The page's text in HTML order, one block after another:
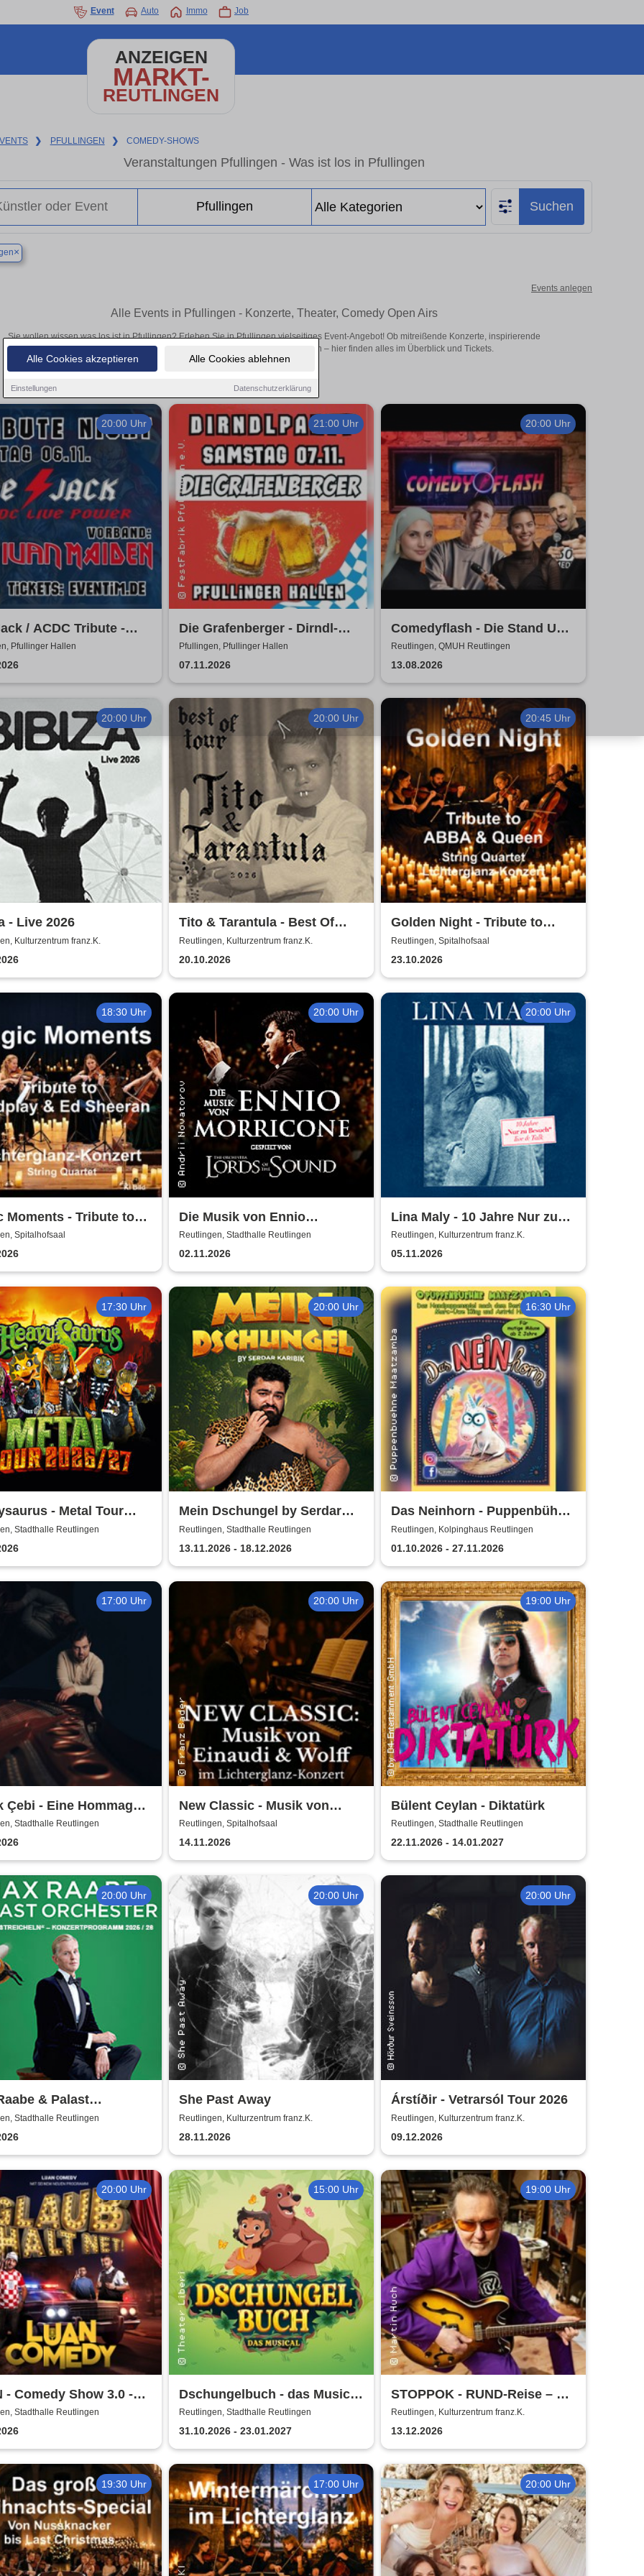
Alle Cookies akzeptieren Alle Cookies ablehnen
Einstellungen Datenschutzerklärung
Event Auto Immo Job
ANZEIGEN
MARKT-
REUTLINGEN
❯ PFULLINGEN ❯ COMEDY-SHOWS
Veranstaltungen Pfullingen - Was ist los in Pfullingen
Suchen
×
Events anlegen
Alle Events in Pfullingen - Konzerte, Theater, Comedy Open Airs
Sie wollen wissen was los ist in Pfullingen? Erleben Sie in Pfullingen vielseitiges Event-Angebot! Ob mitreißende Konzerte, inspirierende
Theateraufführungen oder aufregende Veranstaltungen in Pfullingen – hier finden alles im Überblick und Tickets.
20:00 Uhr
/ ACDC Tribute -
Tribute
Pfullinger Hallen
21:00 Uhr
Die Grafenberger - Dirndl-
und Lederhosenparty
Pfullingen, Pfullinger Hallen
07.11.2026
20:00 Uhr
Comedyflash - Die Stand Up
Comedy Show in Reutlingen
Reutlingen, QMUH Reutlingen
13.08.2026
20:00 Uhr
- Live 2026
Kulturzentrum franz.K.
20:00 Uhr
Tito & Tarantula - Best Of
Tour 2026
Reutlingen, Kulturzentrum franz.K.
20.10.2026
20:45 Uhr
Golden Night - Tribute to
ABBA und Queen - String
Quartet im Lichterglanz
Reutlingen, Spitalhofsaal
23.10.2026
18:30 Uhr
Moments - Tribute to
& Ed Sheeran -
Quartet im
Spitalhofsaal
20:00 Uhr
Die Musik von Ennio
Morricone - gespielt von
Lords of the Sound
Reutlingen, Stadthalle Reutlingen
02.11.2026
20:00 Uhr
Lina Maly - 10 Jahre Nur zu
Besuch
Reutlingen, Kulturzentrum franz.K.
05.11.2026
17:30 Uhr
- Metal Tour
Stadthalle Reutlingen
20:00 Uhr
Mein Dschungel by Serdar
Karibik
Reutlingen, Stadthalle Reutlingen
13.11.2026 - 18.12.2026
16:30 Uhr
Das Neinhorn - Puppenbühne
Maatzamba
Reutlingen, Kolpinghaus Reutlingen
01.10.2026 - 27.11.2026
17:00 Uhr
Çebi - Eine Hommage
Einaudi
Stadthalle Reutlingen
20:00 Uhr
New Classic - Musik von
Einaudi & Wolff im
Lichterglanz-Konzert
Reutlingen, Spitalhofsaal
14.11.2026
19:00 Uhr
Bülent Ceylan - Diktatürk
Reutlingen, Stadthalle Reutlingen
22.11.2026 - 14.01.2027
20:00 Uhr
& Palast
- Hummel
Stadthalle Reutlingen
20:00 Uhr
She Past Away
Reutlingen, Kulturzentrum franz.K.
28.11.2026
20:00 Uhr
Árstíðir - Vetrarsól Tour 2026
Reutlingen, Kulturzentrum franz.K.
09.12.2026
20:00 Uhr
- Comedy Show 3.0 -
halt net!
Stadthalle Reutlingen
15:00 Uhr
Dschungelbuch - das Musical
| Theater Liberi
Reutlingen, Stadthalle Reutlingen
31.10.2026 - 23.01.2027
19:00 Uhr
STOPPOK - RUND-Reise – die
SOLO-Tour 2026
Reutlingen, Kulturzentrum franz.K.
13.12.2026
19:30 Uhr 17:00 Uhr 20:00 Uhr